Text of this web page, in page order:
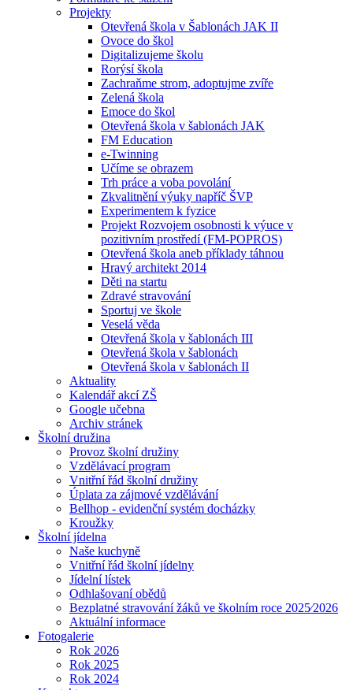
Projekty
Otevřená škola v Šablonách JAK II
Ovoce do škol
Digitalizujeme školu
Rorýsí škola
Zachraňme strom, adoptujme zvíře
Zelená škola
Emoce do škol
Otevřená škola v šablonách JAK
FM Education
e-Twinning
Učíme se obrazem
Trh práce a voba povolání
Zkvalitnění výuky napříč ŠVP
Experimentem k fyzice
Projekt Rozvojem osobnosti k výuce v
pozitivním prostředí (FM-POPROS)
Otevřená škola aneb příklady táhnou
Hravý architekt 2014
Děti na startu
Zdravé stravování
Sportuj ve škole
Veselá věda
Otevřená škola v šablonách III
Otevřená škola v šablonách
Otevřená škola v šablonách II
Aktuality
Kalendář akcí ZŠ
Google učebna
Archiv stránek
Školní družina
Provoz školní družiny
Vzdělávací program
Vnitřní řád školní družiny
Úplata za zájmové vzdělávání
Bellhop - evidenční systém docházky
Kroužky
Školní jídelna
Naše kuchyně
Vnitřní řád školní jídelny
Jídelní lístek
Odhlašovaní obědů
Bezplatné stravování žáků ve školním roce 2025⁄2026
Aktuální informace
Fotogalerie
Rok 2026
Rok 2025
Rok 2024